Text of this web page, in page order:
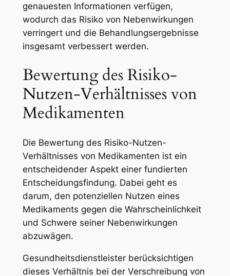
genauesten Informationen verfügen,
wodurch das Risiko von Nebenwirkungen
verringert und die Behandlungsergebnisse
insgesamt verbessert werden.
Bewertung des Risiko-
Nutzen-Verhältnisses von
Medikamenten
Die Bewertung des Risiko-Nutzen-
Verhältnisses von Medikamenten ist ein
entscheidender Aspekt einer fundierten
Entscheidungsfindung. Dabei geht es
darum, den potenziellen Nutzen eines
Medikaments gegen die Wahrscheinlichkeit
und Schwere seiner Nebenwirkungen
abzuwägen.
Gesundheitsdienstleister berücksichtigen
dieses Verhältnis bei der Verschreibung von